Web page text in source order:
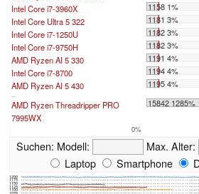
Intel Core i7-3960X
1158 1%
Intel Core Ultra 5 322
1181 3%
Intel Core i7-1250U
1182 3%
Intel Core i7-9750H
1182 3%
AMD Ryzen AI 5 330
1191 4%
Intel Core i7-8700
1194 4%
AMD Ryzen AI 5 430
1195 4%
AMD Ryzen Threadripper PRO
7995WX
15842 1285%
0%
Suchen: Modell: Max. Alter:
Laptop
Smartphone
1075
1100
1125
1150
1175
1200